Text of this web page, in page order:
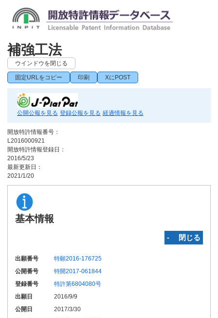
補強工法
ウインドウを閉じる
固定URLをコピー 印刷 XにPOST
公開公報を見る 登録公報を見る 経過情報を見る
開放特許情報番号：
L2016000921
開放特許情報登録日：
2016/5/23
最新更新日：
2021/1/20
基本情報
‐ 閉じる
出願番号
特願2016-176725
公開番号
特開2017-061844
登録番号
特許第6804080号
出願日
2016/9/9
公開日
2017/3/30